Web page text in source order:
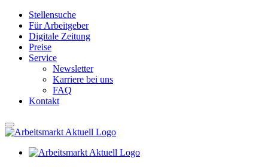
Stellensuche
Für Arbeitgeber
Digitale Zeitung
Preise
Service
Newsletter
Karriere bei uns
FAQ
Kontakt